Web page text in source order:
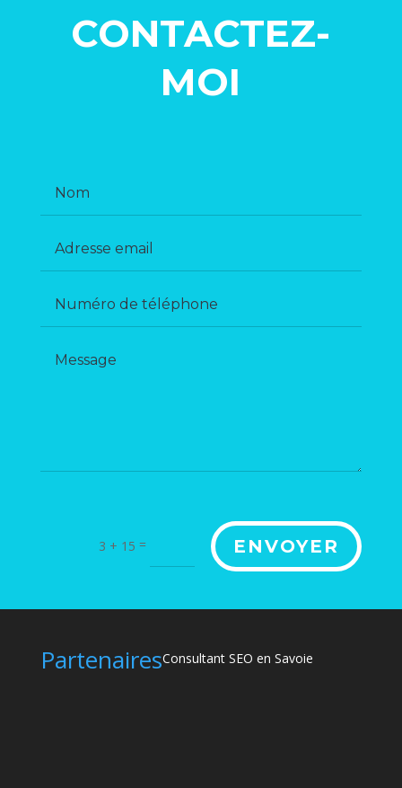
CONTACTEZ-
MOI
3 + 15 = ENVOYER
PartenairesConsultant SEO en Savoie